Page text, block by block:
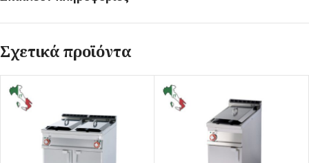
Σχετικά προϊόντα